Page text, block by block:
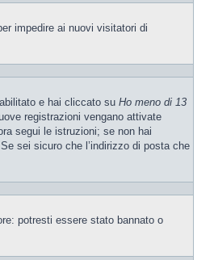
impedire ai nuovi visitatori di
e hai cliccato su Ho meno di 13
registrazioni vengano attivate
segui le istruzioni; se non hai
sei sicuro che l’indirizzo di posta che
potresti essere stato bannato o